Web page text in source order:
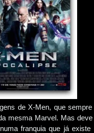
de X-Men, que
mesma Marvel. Mas
franquia que já